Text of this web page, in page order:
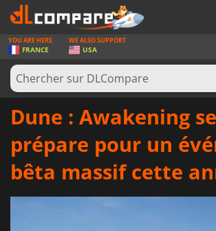
JEUX
CARTES PRÉPAYÉES
LOGICIELS
MATÉRIEL
YOU ARE HERE
FRANCE
WE ALSO SUPPORT
USA
Dune : Awakening se
prépare pour un
bêta massif cette